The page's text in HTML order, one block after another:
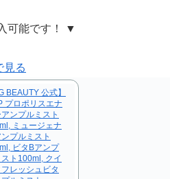
可能です！ ▼
見る
BEAUTY 公式】
プロポリスエナ
ンプルミスト
ミュージェナ
プルミスト
ビタBアンプ
スト100ml, クイ
フレッシュビタ